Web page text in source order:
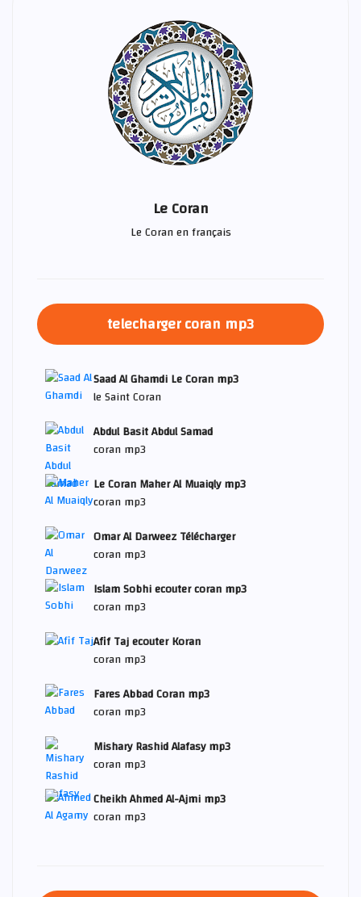
Le Coran
Le Coran en français
telecharger coran mp3
Saad Al Ghamdi Le Coran mp3
le Saint Coran
Abdul Basit Abdul Samad
coran mp3
Le Coran Maher Al Muaiqly mp3
coran mp3
Omar Al Darweez Télécharger
coran mp3
Islam Sobhi ecouter coran mp3
coran mp3
Afif Taj ecouter Koran
coran mp3
Fares Abbad Coran mp3
coran mp3
Mishary Rashid Alafasy mp3
coran mp3
Cheikh Ahmed Al-Ajmi mp3
coran mp3